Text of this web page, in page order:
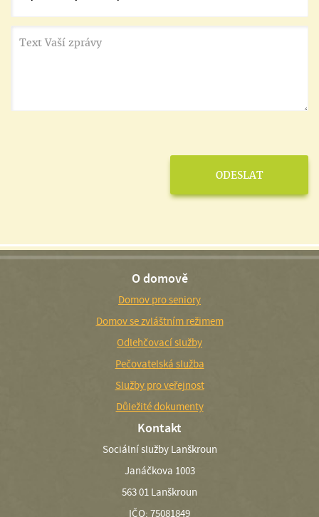
O domově
Domov pro seniory
Domov se zvláštním režimem
Odlehčovací služby
Pečovatelská služba
Služby pro veřejnost
Důležité dokumenty
Kontakt
Sociální služby Lanškroun
Janáčkova 1003
563 01 Lanškroun
IČO: 75081849